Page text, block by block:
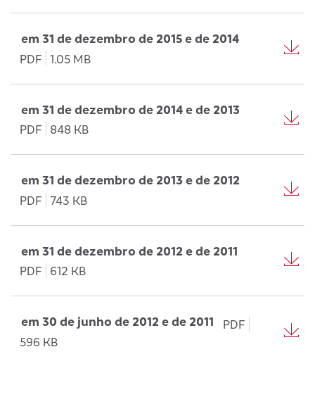
em 31 de dezembro de 2015 e de 2014
PDF 1.05 MB
em 31 de dezembro de 2014 e de 2013
PDF
848 KB
em 31 de dezembro de 2013 e de 2012
PDF 743 KB
em 31 de dezembro de 2012 e de 2011
PDF
612 KB
em 30 de junho de 2012 e de 2011
PDF
596 KB